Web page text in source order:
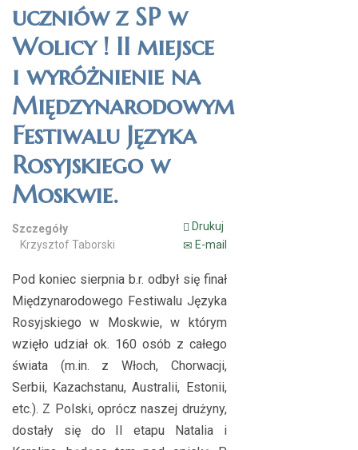
uczniów z SP w
Wolicy ! II miejsce
i wyróżnienie na
Międzynarodowym
Festiwalu Języka
Rosyjskiego w
Moskwie.
Drukuj
E-mail
Szczegóły
Krzysztof Taborski
Pod koniec sierpnia b.r. odbył się finał
Międzynarodowego Festiwalu Języka
Rosyjskiego w Moskwie, w którym
wzięło udział ok. 160 osób z całego
świata (m.in. z Włoch, Chorwacji,
Serbii, Kazachstanu, Australii, Estonii,
etc.). Z Polski, oprócz naszej drużyny,
dostały się do II etapu Natalia i